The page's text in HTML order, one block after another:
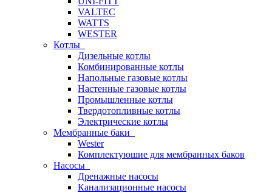
VALTEC
WATTS
WESTER
Котлы
Дизельные котлы
Комбинированные котлы
Напольные газовые котлы
Настенные газовые котлы
Промышленные котлы
Твердотопливные котлы
Электрические котлы
Мембранные баки
Wester
Комплектуюшие для мембранных баков
Насосы
Дренажные насосы
Канализационные насосы